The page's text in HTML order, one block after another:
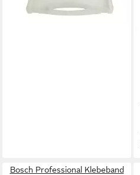
Bosch Professional Klebeband